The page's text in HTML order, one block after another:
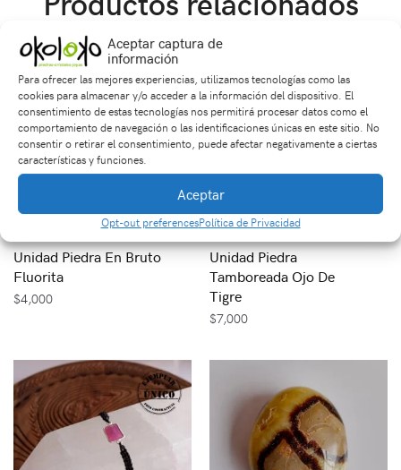
Aceptar captura de
información
Para ofrecer las mejores experiencias, utilizamos tecnologías como las
cookies para almacenar y/o acceder a la información del dispositivo. El
consentimiento de estas tecnologías nos permitirá procesar datos como el
comportamiento de navegación o las identificaciones únicas en este sitio. No
consentir o retirar el consentimiento, puede afectar negativamente a ciertas
características y funciones.
Aceptar
Opt-out preferencesPolítica de Privacidad
Unidad Piedra En Bruto
Fluorita
$4,000
Unidad Piedra
Tamboreada Ojo De
Tigre
$7,000